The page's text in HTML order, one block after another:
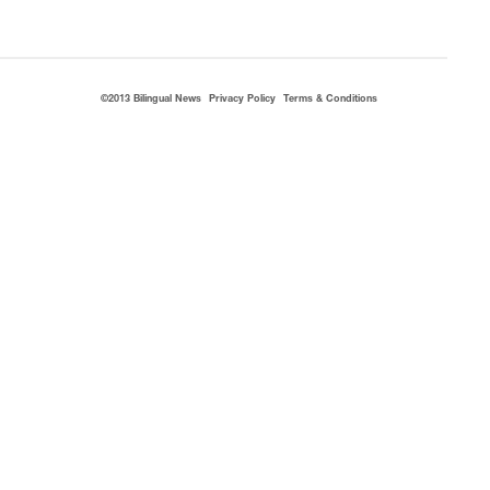
©2013 Bilingual News Privacy Policy Terms & Conditions